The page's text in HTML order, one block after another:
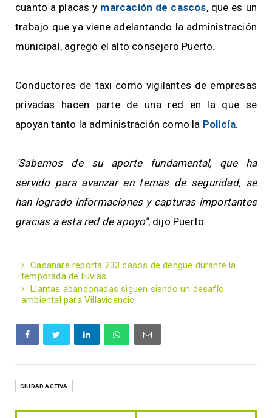
cuanto a placas y marcación de cascos, que es un
trabajo que ya viene adelantando la administración
municipal, agregó el alto consejero Puerto.
Conductores de taxi como vigilantes de empresas
privadas hacen parte de una red en la que se
apoyan tanto la administración como la Policía.
"Sabemos de su aporte fundamental, que ha
servido para avanzar en temas de seguridad, se
han logrado informaciones y capturas importantes
gracias a esta red de apoyo", dijo Puerto.
Casanare reporta 233 casos de dengue durante la
temporada de lluvias
Llantas abandonadas siguen siendo un desafío
ambiental para Villavicencio
CIUDAD ACTIVA